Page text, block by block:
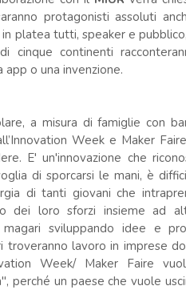
protagonisti assoluti
platea tutti, speaker e
cinque continenti
o una invenzione.
a misura di famiglie con
Week e Maker
E' un'innovazione che
di sporcarsi le mani, è
di tanti giovani che
dei loro sforzi insieme ad
magari sviluppando idee e
troveranno lavoro in imprese
Week/ Maker Faire
perché un paese che vuole